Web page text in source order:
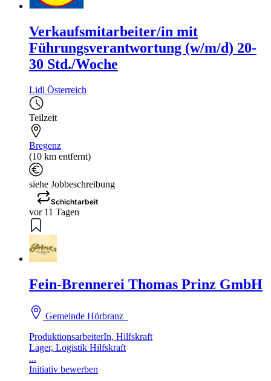
Verkaufsmitarbeiter/in mit
Führungsverantwortung (w/m/d) 20-
30 Std./Woche
Lidl Österreich
Teilzeit
Bregenz
(10 km entfernt)
siehe Jobbeschreibung
Schichtarbeit
vor 11 Tagen
Fein-Brennerei Thomas Prinz GmbH
Gemeinde Hörbranz
ProduktionsarbeiterIn, Hilfskraft
Lager, Logistik Hilfskraft
...
Initiativ bewerben